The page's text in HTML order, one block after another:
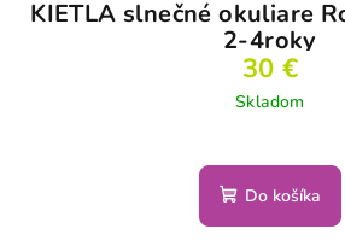
KIETLA slnečné okuliare
2-4roky
30 €
Skladom
Do košíka